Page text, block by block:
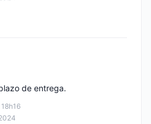
de entrega.